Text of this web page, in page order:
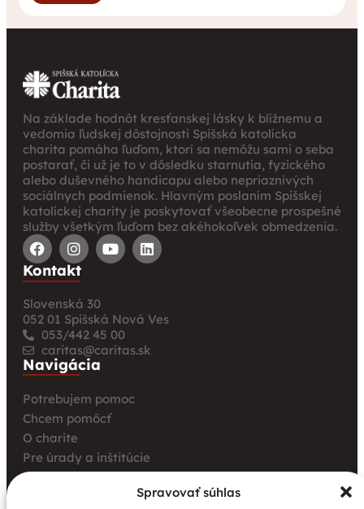
Spravovať súhlas
Na základe hodnôt kresťanskej lásky k blížnemu a
vedomia ľudskej dôstojnosti Spišská katolícka
charita pomáha ľuďom, ktorí sa nemôžu sami o seba
postarať, či už je to v dôsledku starnutia, fyzického
alebo duševného handicapu alebo nepriaznivých
sociálnych podmienok. Hlavným poslaním Spišskej
katolíckej charity je poskytovať všeobecne prospešné
služby všetkým ľuďom bez akéhokoľvek obmedzenia.
Kontakt
Slovenská 30
052 01 Spišská Nová Ves
053/442 45 00
caritas@caritas.sk
Navigácia
Potrebujem pomoc
Chcem pomôcť
O charite
Pre úrady a inštitúcie
Farské charity